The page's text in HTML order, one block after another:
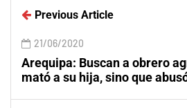
Previous Article
21/06/2020
Arequipa: Buscan a obrero
mató a su hija, sino que